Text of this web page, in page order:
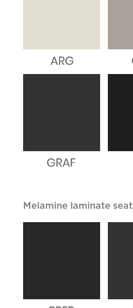
Melamine laminate seat